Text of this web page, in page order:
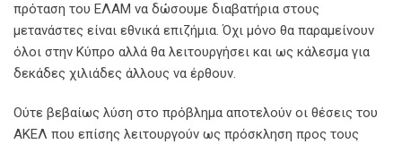
πρόταση του ΕΛΑΜ να δώσουμε διαβατήρια στους
μετανάστες είναι εθνικά επιζήμια. Όχι μόνο θα παραμείνουν
όλοι στην Κύπρο αλλά θα λειτουργήσει και ως κάλεσμα για
δεκάδες χιλιάδες άλλους να έρθουν.
Ούτε βεβαίως λύση στο πρόβλημα αποτελούν οι θέσεις του
ΑΚΕΛ που επίσης λειτουργούν ως πρόσκληση προς τους